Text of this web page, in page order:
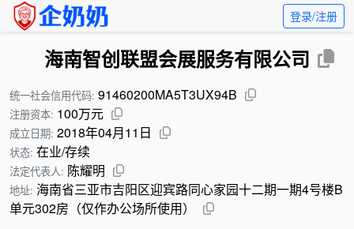
登录/注册
海南智创联盟会展服务有限公司
统一社会信用代码: 91460200MA5T3UX94B
注册资本: 100万元
成立日期: 2018年04月11日
状态: 在业/存续
法定代表人: 陈耀明
地址: 海南省三亚市吉阳区迎宾路同心家园十二期一期4号楼B
单元302房（仅作办公场所使用）